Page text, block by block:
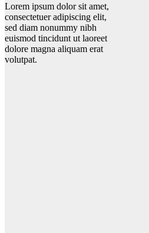
Lorem ipsum dolor sit amet,
consectetuer adipiscing elit,
sed diam nonummy nibh
euismod tincidunt ut laoreet
dolore magna aliquam erat
volutpat.